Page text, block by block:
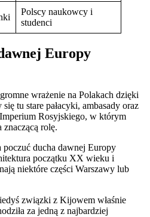
Polscy naukowcy i
studenci
Europy
wrażenie na Polakach dzięki
tu stare pałacyki, ambasady oraz
Rosyjskiego, w którym
znaczącą rolę.
poczuć ducha dawnej Europy
początku XX wieku i
niektóre części Warszawy lub
związki z Kijowem właśnie
za jedną z najbardziej